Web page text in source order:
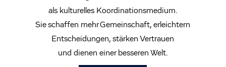
als kulturelles Koordinationsmedium.
Sie schaffen mehr Gemeinschaft, erleichtern
Entscheidungen, stärken Vertrauen
und dienen einer besseren Welt.